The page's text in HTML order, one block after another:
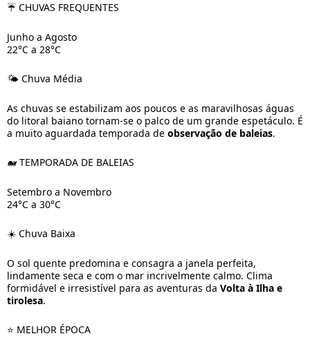
☔ CHUVAS FREQUENTES
Junho a Agosto
22°C a 28°C
🌤️ Chuva Média
As chuvas se estabilizam aos poucos e as maravilhosas águas
do litoral baiano tornam-se o palco de um grande espetáculo. É
a muito aguardada temporada de observação de baleias.
🐋 TEMPORADA DE BALEIAS
Setembro a Novembro
24°C a 30°C
☀️ Chuva Baixa
O sol quente predomina e consagra a janela perfeita,
lindamente seca e com o mar incrivelmente calmo. Clima
formidável e irresistível para as aventuras da Volta à Ilha e
tirolesa.
⭐ MELHOR ÉPOCA